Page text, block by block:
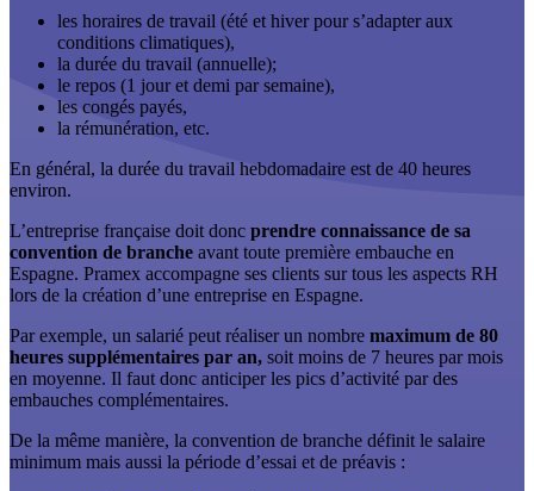
les horaires de travail (été et hiver pour s’adapter aux
conditions climatiques),
la durée du travail (annuelle);
le repos (1 jour et demi par semaine),
les congés payés,
la rémunération, etc.
En général, la durée du travail hebdomadaire est de 40 heures
environ.
L’entreprise française doit donc prendre connaissance de sa
convention de branche avant toute première embauche en
Espagne. Pramex accompagne ses clients sur tous les aspects RH
lors de la création d’une entreprise en Espagne.
Par exemple, un salarié peut réaliser un nombre maximum de 80
heures supplémentaires par an, soit moins de 7 heures par mois
en moyenne. Il faut donc anticiper les pics d’activité par des
embauches complémentaires.
De la même manière, la convention de branche définit le salaire
minimum mais aussi la période d’essai et de préavis :